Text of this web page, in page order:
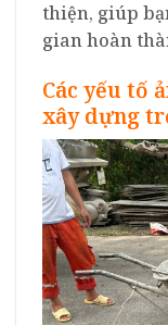
thiện, giúp
gian hoàn
Các yếu tố
xây dựng